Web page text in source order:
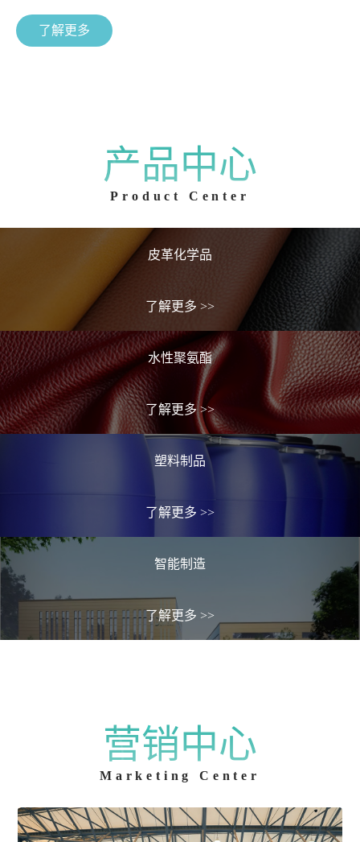
了解更多
产品中心
Product Center
皮革化学品
了解更多 >>
水性聚氨酯
了解更多 >>
塑料制品
了解更多 >>
智能制造
了解更多 >>
营销中心
Marketing Center